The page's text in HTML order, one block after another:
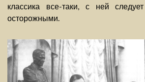
классика все-таки, с ней
осторожными.